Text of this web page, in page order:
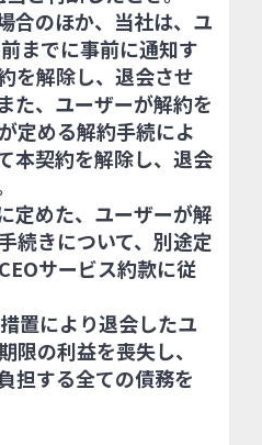
合のほか、当社は、ユ
までに事前に通知す
を解除し、退会させ
た、ユーザーが解約を
定める解約手続によ
本契約を解除し、退会
定めた、ユーザーが解
続きについて、別途定
サービス約款に従
置により退会したユ
限の利益を喪失し、
担する全ての債務を